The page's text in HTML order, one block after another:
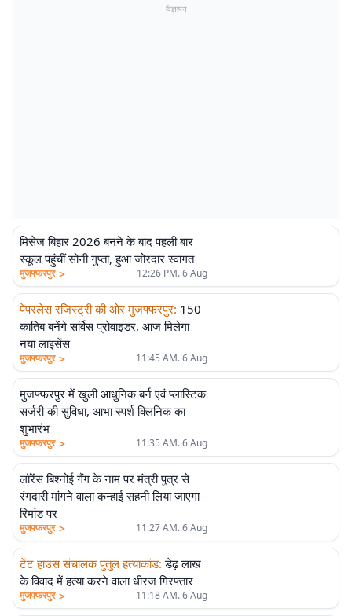
विज्ञापन
मिसेज बिहार 2026 बनने के बाद पहली बार
स्कूल पहुंचीं सोनी गुप्ता, हुआ जोरदार स्वागत
मुजफ्फरपुर > 12:26 PM. 6 Aug
पेपरलेस रजिस्ट्री की ओर मुजफ्फरपुर: 150
कातिब बनेंगे सर्विस प्रोवाइडर, आज मिलेगा
नया लाइसेंस
मुजफ्फरपुर > 11:45 AM. 6 Aug
मुजफ्फरपुर में खुली आधुनिक बर्न एवं प्लास्टिक
सर्जरी की सुविधा, आभा स्पर्श क्लिनिक का
शुभारंभ
मुजफ्फरपुर > 11:35 AM. 6 Aug
लॉरेंस बिश्नोई गैंग के नाम पर मंत्री पुत्र से
रंगदारी मांगने वाला कन्हाई सहनी लिया जाएगा
रिमांड पर
मुजफ्फरपुर > 11:27 AM. 6 Aug
टेंट हाउस संचालक पुतुल हत्याकांड: डेढ़ लाख
के विवाद में हत्या करने वाला धीरज गिरफ्तार
मुजफ्फरपुर > 11:18 AM. 6 Aug